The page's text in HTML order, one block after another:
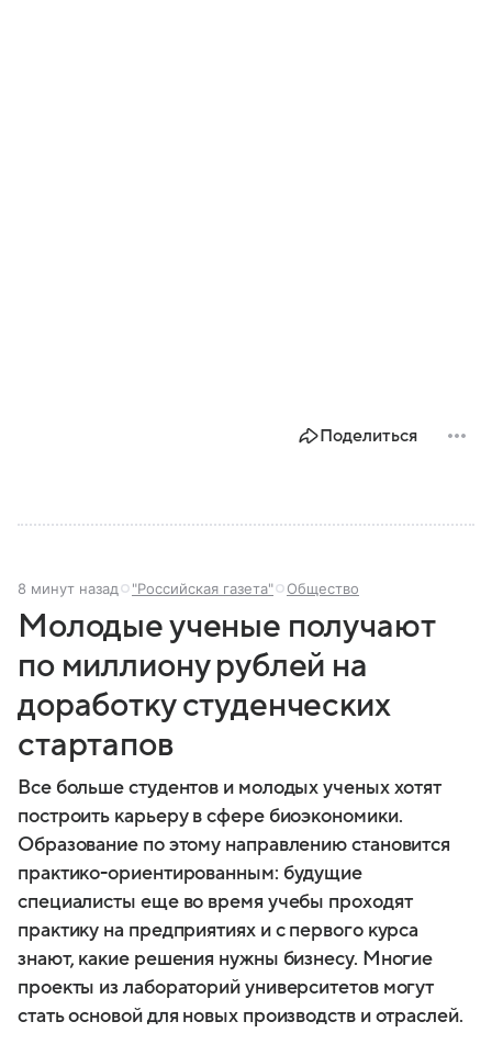
Поделиться
8 минут назад "Российская газета" Общество
Молодые ученые получают
по миллиону рублей на
доработку студенческих
стартапов
Все больше студентов и молодых ученых хотят
построить карьеру в сфере биоэкономики.
Образование по этому направлению становится
практико-ориентированным: будущие
специалисты еще во время учебы проходят
практику на предприятиях и с первого курса
знают, какие решения нужны бизнесу. Многие
проекты из лабораторий университетов могут
стать основой для новых производств и отраслей.